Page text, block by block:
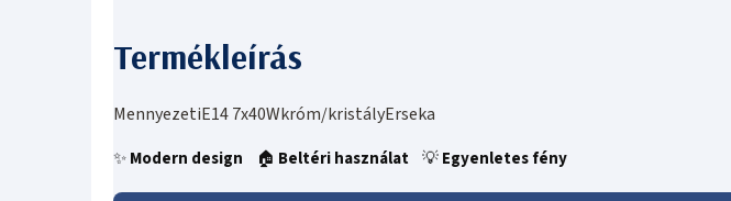
MennyezetiE14 7x40Wkróm/kristályErseka
✨Modern design 🏠 Beltéri használat 💡Egyenletes fény